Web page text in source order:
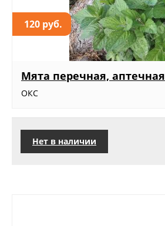
120 руб.
Мята перечная, аптечная
ОКС
Нет в наличии